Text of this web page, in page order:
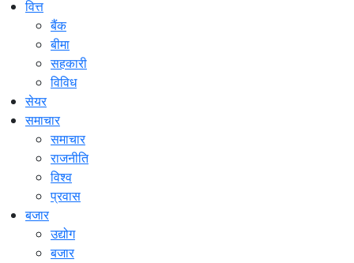
वित्त
बैंक
बीमा
सहकारी
विविध
सेयर
समाचार
समाचार
राजनीति
विश्व
प्रवास
बजार
उद्योग
बजार